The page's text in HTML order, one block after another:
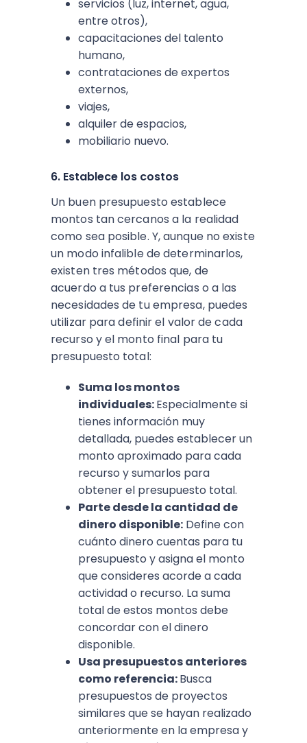
servicios (luz, internet, agua,
entre otros),
capacitaciones del talento
humano,
contrataciones de expertos
externos,
viajes,
alquiler de espacios,
mobiliario nuevo.
6. Establece los costos
Un buen presupuesto establece
montos tan cercanos a la realidad
como sea posible. Y, aunque no existe
un modo infalible de determinarlos,
existen tres métodos que, de
acuerdo a tus preferencias o a las
necesidades de tu empresa, puedes
utilizar para definir el valor de cada
recurso y el monto final para tu
presupuesto total:
Suma los montos
individuales:Especialmente si
tienes información muy
detallada, puedes establecer un
monto aproximado para cada
recurso y sumarlos para
obtener el presupuesto total.
Parte desde la cantidad de
dinero disponible: Define con
cuánto dinero cuentas para tu
presupuesto y asigna el monto
que consideres acorde a cada
actividad o recurso. La suma
total de estos montos debe
concordar con el dinero
disponible.
Usa presupuestos anteriores
como referencia:Busca
presupuestos de proyectos
similares que se hayan realizado
anteriormente en la empresa y